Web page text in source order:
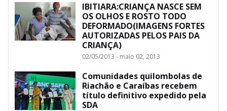
IBITIARA:CRIANÇA NASCE SEM
OS OLHOS E ROSTO TODO
DEFORMADO(IMAGENS FORTES
AUTORIZADAS PELOS PAIS DA
CRIANÇA)
02/05/2013 - maio 02, 2013
Comunidades quilombolas de
Riachão e Caraíbas recebem
título definitivo expedido pela
SDA